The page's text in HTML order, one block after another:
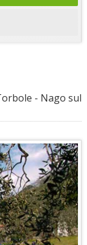
- Nago sul